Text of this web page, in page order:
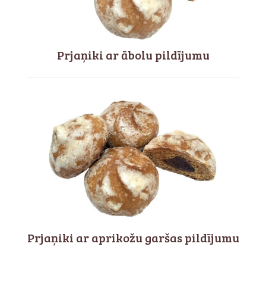
Prjaņiki ar ābolu pildījumu
Prjaņiki ar aprikožu garšas pildījumu